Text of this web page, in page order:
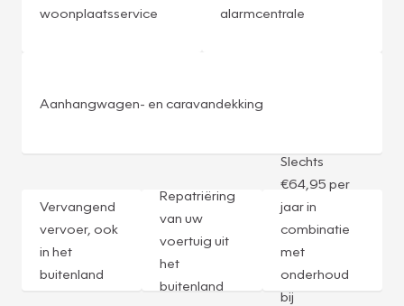
woonplaatsservice
alarmcentrale
Aanhangwagen- en caravandekking
Vervangend
vervoer, ook
in het
buitenland
Repatriëring
van uw
voertuig uit
het
buitenland
Slechts
€64,95 per
jaar in
combinatie
met
onderhoud
bij